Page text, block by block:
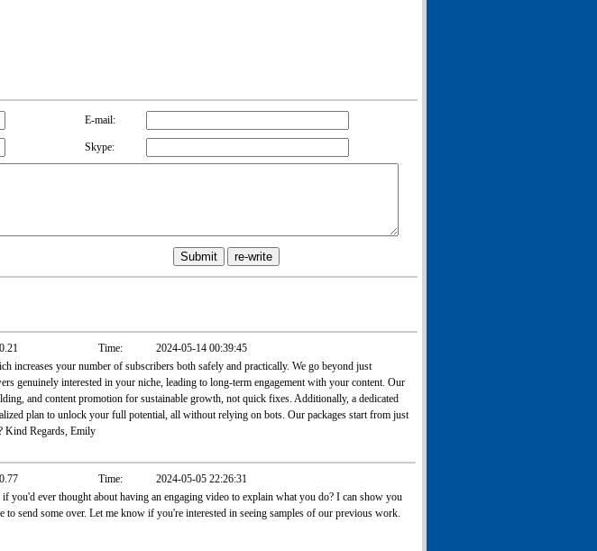
E-mail:
Skype:
Time:
2024-05-14 00:39:45
increases your number of subscribers both safely and practically. We go beyond just
genuinely interested in your niche, leading to long-term engagement with your content. Our
and content promotion for sustainable growth, not quick fixes. Additionally, a dedicated
plan to unlock your full potential, all without relying on bots. Our packages start from just
Kind Regards, Emily
Time:
2024-05-05 22:26:31
you'd ever thought about having an engaging video to explain what you do? I can show you
send some over. Let me know if you're interested in seeing samples of our previous work.